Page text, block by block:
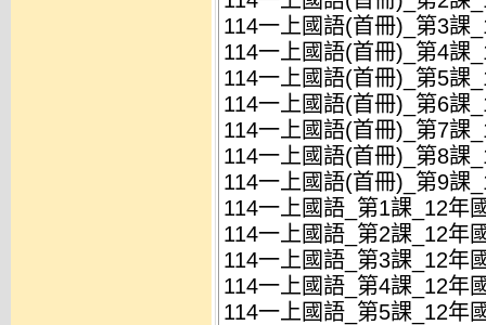
114一上國語(首冊)_第3課
114一上國語(首冊)_第4課
114一上國語(首冊)_第5課
114一上國語(首冊)_第6課
114一上國語(首冊)_第7課
114一上國語(首冊)_第8課
114一上國語(首冊)_第9課
114一上國語_第1課_12年
114一上國語_第2課_12年
114一上國語_第3課_12年
114一上國語_第4課_12年
114一上國語_第5課_12年